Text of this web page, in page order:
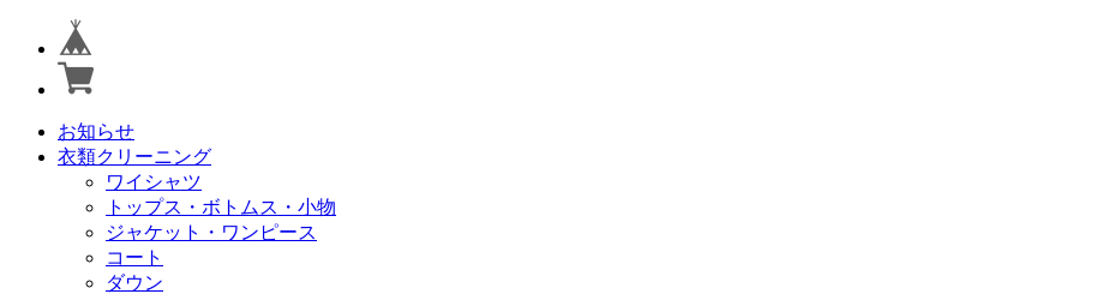
お知らせ
衣類クリーニング
ワイシャツ
トップス・ボトムス・小物
ジャケット・ワンピース
コート
ダウン